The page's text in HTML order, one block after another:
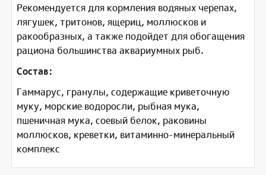
Рекомендуется для кормления водяных черепах,
лягушек, тритонов, ящериц, моллюсков и
ракообразных, а также подойдет для обогащения
рациона большинства аквариумных рыб.
Состав:
Гаммарус, гранулы, содержащие криветочную
муку, морские водоросли, рыбная мука,
пшеничная мука, соевый белок, раковины
моллюсков, креветки, витаминно-минеральный
комплекс